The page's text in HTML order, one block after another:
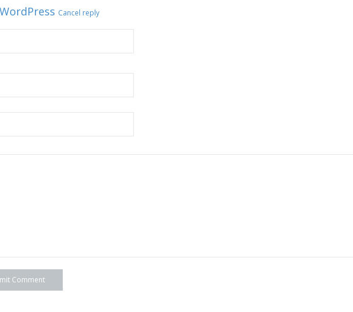
Cancel reply